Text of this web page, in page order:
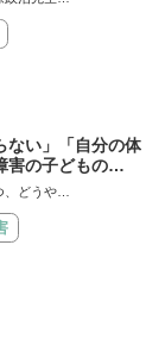
ない」「自分の体
害の子どもの
教育のポイント
、どうや…